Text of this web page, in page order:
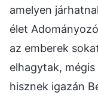
amelyen
élet
az emberek
elhagytak,
hisznek igazán